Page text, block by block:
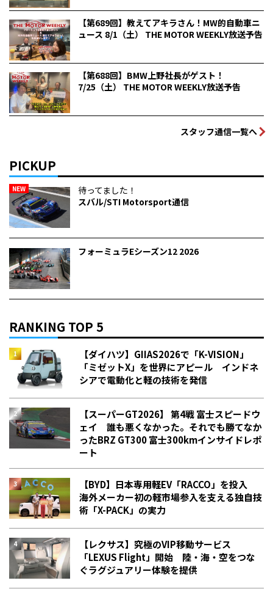
【第689回】教えてアキラさん！MW的自動車ニ
ュース 8/1（土） THE MOTOR WEEKLY放送予告
【第688回】BMW上野社長がゲスト！
7/25（土） THE MOTOR WEEKLY放送予告
スタッフ通信一覧へ
PICKUP
NEW
待ってました！
スバル/STI Motorsport通信
フォーミュラEシーズン12 2026
RANKING TOP 5
【ダイハツ】GIIAS2026で「K-VISION」
「ミゼットX」を世界にアピール インドネ
シアで電動化と軽の技術を発信
【スーパーGT2026】 第4戦 富士スピードウ
ェイ 誰も悪くなかった。それでも勝てなか
った――BRZ GT300 富士300kmインサイドレポ
ート
【BYD】日本専用軽EV「RACCO」を投入
海外メーカー初の軽市場参入を支える独自技
術「X-PACK」の実力
【レクサス】究極のVIP移動サービス
「LEXUS Flight」開始 陸・海・空をつな
ぐラグジュアリー体験を提供